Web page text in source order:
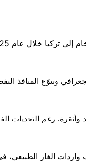
وتنوّع المنافذ
رغم التحديات
الغاز الطبيعي،